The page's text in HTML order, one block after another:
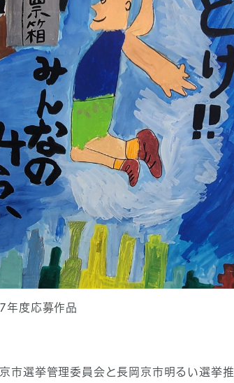
年度応募作品
市選挙管理委員会と長岡京市明るい選挙